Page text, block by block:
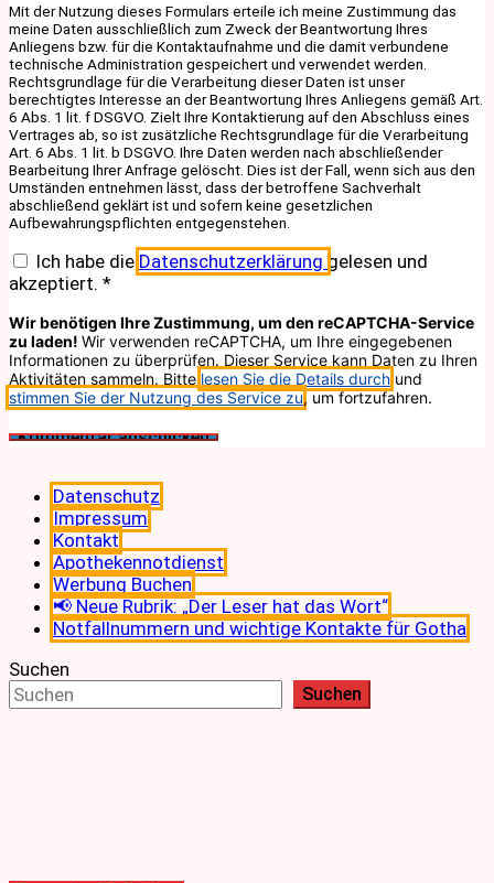
Mit der Nutzung dieses Formulars erteile ich meine Zustimmung das
meine Daten ausschließlich zum Zweck der Beantwortung Ihres
Anliegens bzw. für die Kontaktaufnahme und die damit verbundene
technische Administration gespeichert und verwendet werden.
Rechtsgrundlage für die Verarbeitung dieser Daten ist unser
berechtigtes Interesse an der Beantwortung Ihres Anliegens gemäß Art.
6 Abs. 1 lit. f DSGVO. Zielt Ihre Kontaktierung auf den Abschluss eines
Vertrages ab, so ist zusätzliche Rechtsgrundlage für die Verarbeitung
Art. 6 Abs. 1 lit. b DSGVO. Ihre Daten werden nach abschließender
Bearbeitung Ihrer Anfrage gelöscht. Dies ist der Fall, wenn sich aus den
Umständen entnehmen lässt, dass der betroffene Sachverhalt
abschließend geklärt ist und sofern keine gesetzlichen
Aufbewahrungspflichten entgegenstehen.
Ich habe die Datenschutzerklärung gelesen und
akzeptiert. *
Wir benötigen Ihre Zustimmung, um den reCAPTCHA-Service
zu laden! Wir verwenden reCAPTCHA, um Ihre eingegebenen
Informationen zu überprüfen. Dieser Service kann Daten zu Ihren
Aktivitäten sammeln. Bitte lesen Sie die Details durch und
stimmen Sie der Nutzung des Service zu, um fortzufahren.
Datenschutz
Impressum
Kontakt
Apothekennotdienst
Werbung Buchen
📢 Neue Rubrik: „Der Leser hat das Wort“
Notfallnummern und wichtige Kontakte für Gotha
Suchen
Suchen